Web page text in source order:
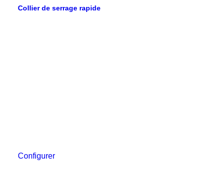
Collier de serrage rapide
Configurer